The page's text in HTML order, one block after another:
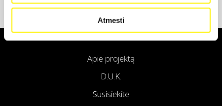
Atmesti
Apie projektą
D.U.K.
Susisiekite